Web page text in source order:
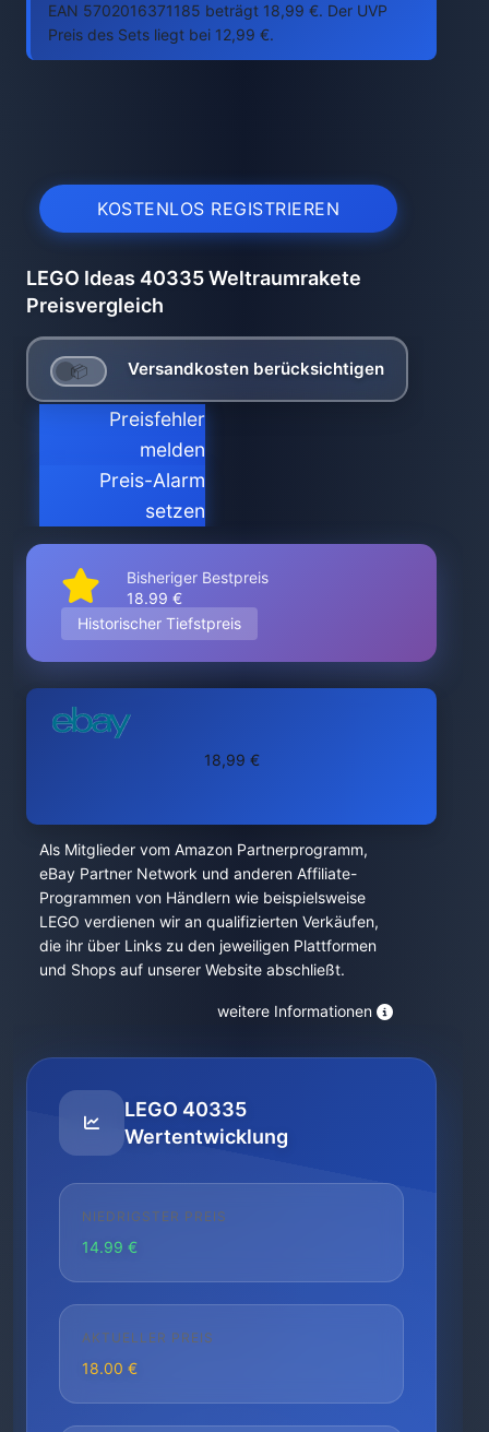
EAN 5702016371185 beträgt 18,99 €. Der UVP
Preis des Sets liegt bei 12,99 €.
KOSTENLOS REGISTRIEREN
LEGO Ideas 40335 Weltraumrakete
Preisvergleich
Versandkosten berücksichtigen
Preisfehler
melden
Preis-Alarm
setzen
Bisheriger Bestpreis
18.99 €
Historischer Tiefstpreis
18,99 €
Als Mitglieder vom Amazon Partnerprogramm,
eBay Partner Network und anderen Affiliate-
Programmen von Händlern wie beispielsweise
LEGO verdienen wir an qualifizierten Verkäufen,
die ihr über Links zu den jeweiligen Plattformen
und Shops auf unserer Website abschließt.
weitere Informationen
LEGO 40335
Wertentwicklung
NIEDRIGSTER PREIS
14.99 €
AKTUELLER PREIS
18.00 €